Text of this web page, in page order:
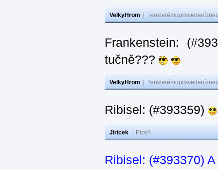
VelkyHrom
Frankenstein:
tučně???
VelkyHrom
Ribisel: (#393359)
Jiricek Plzeň
Ribisel: (#393370)